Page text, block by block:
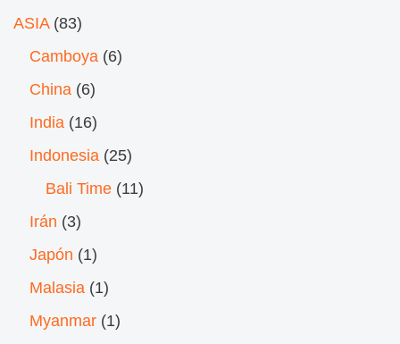
ASIA(83)
Camboya (6)
China (6)
India (16)
Indonesia (25)
Bali Time (11)
Irán (3)
Japón (1)
Malasia (1)
Myanmar (1)